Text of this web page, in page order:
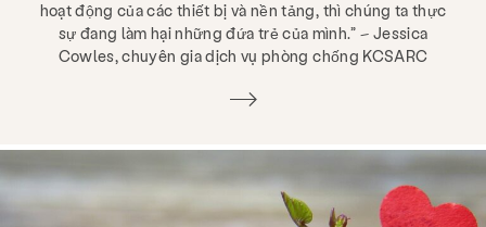
hoạt động của các thiết bị và nền tảng, thì chúng ta thực
sự đang làm hại những đứa trẻ của mình.” – Jessica
Cowles, chuyên gia dịch vụ phòng chống KCSARC